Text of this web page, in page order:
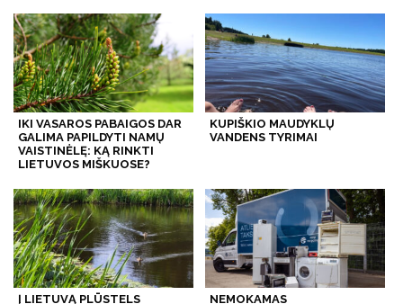
IKI VASAROS PABAIGOS DAR
GALIMA PAPILDYTI NAMŲ
VAISTINĖLĘ: KĄ RINKTI
LIETUVOS MIŠKUOSE?
KUPIŠKIO MAUDYKLŲ
VANDENS TYRIMAI
Į LIETUVĄ PLŪSTELS
NEMOKAMAS